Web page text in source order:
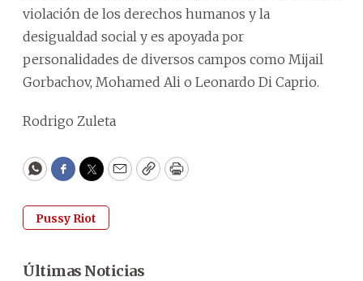
violación de los derechos humanos y la
desigualdad social y es apoyada por
personalidades de diversos campos como Mijail
Gorbachov, Mohamed Ali o Leonardo Di Caprio.
Rodrigo Zuleta
WhatsApp
Facebook
Twitter
EmailCopyPrint
Pussy Riot
Últimas Noticias